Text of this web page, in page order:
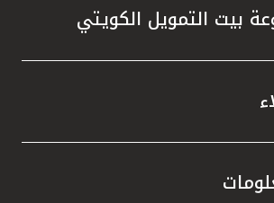
بيت التمويل الكويتي